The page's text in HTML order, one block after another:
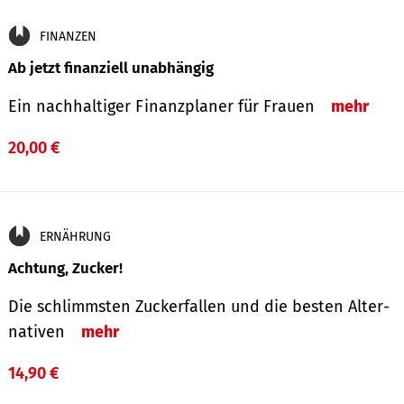
FINANZEN
Ab jetzt finanziell unabhängig
Ein nachhaltiger Finanzplaner für Frauen mehr
20,00 €
ERNÄHRUNG
Achtung, Zucker!
Die schlimmsten Zucker­fallen und die besten Alter­
nativen
mehr
14,90 €